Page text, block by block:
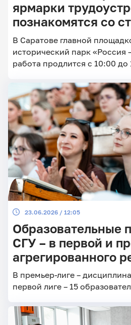
Главные
ярмарки
познакомятся со
В Саратове главной
исторический парк «Россия
работа продлится с 10:00 до
23.06.2026 / 12:05
Образовательные
СГУ – в первой и
агрегированного
В премьер-лиге –
первой лиге – 15